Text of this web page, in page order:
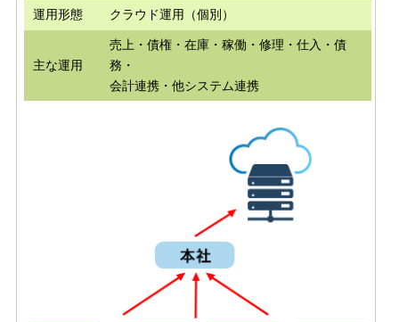
運用形態 クラウド運用（個別）
主な運用
売上・債権・在庫・稼働・修理・仕入・債
務・
会計連携・他システム連携